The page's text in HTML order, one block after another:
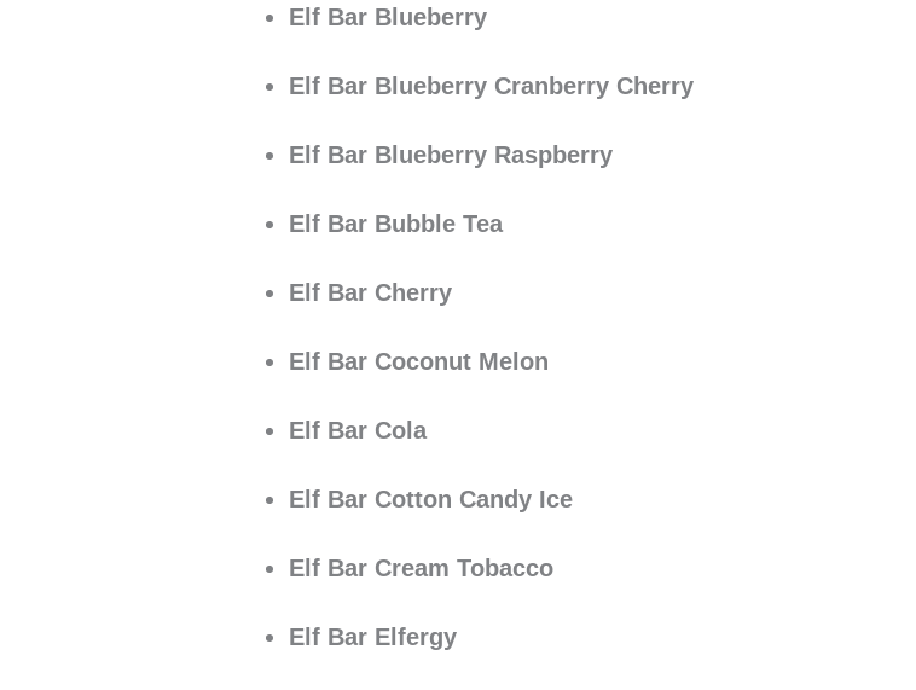
Elf Bar Blueberry
Elf Bar Blueberry Cranberry Cherry
Elf Bar Blueberry Raspberry
Elf Bar Bubble Tea
Elf Bar Cherry
Elf Bar Coconut Melon
Elf Bar Cola
Elf Bar Cotton Candy Ice
Elf Bar Cream Tobacco
Elf Bar Elfergy